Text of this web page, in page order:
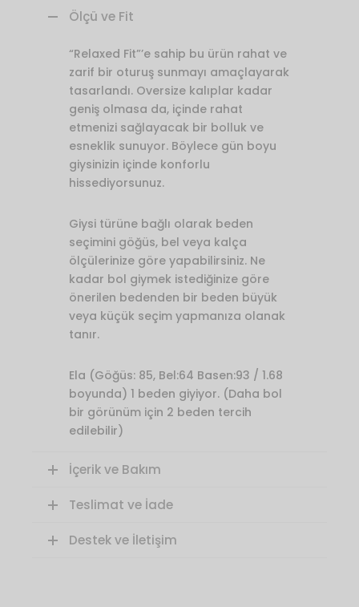
Ölçü ve Fit
“Relaxed Fit”’e sahip bu ürün rahat ve
zarif bir oturuş sunmayı amaçlayarak
tasarlandı. Oversize kalıplar kadar
geniş olmasa da, içinde rahat
etmenizi sağlayacak bir bolluk ve
esneklik sunuyor. Böylece gün boyu
giysinizin içinde konforlu
hissediyorsunuz.
Giysi türüne bağlı olarak beden
seçimini göğüs, bel veya kalça
ölçülerinize göre yapabilirsiniz. Ne
kadar bol giymek istediğinize göre
önerilen bedenden bir beden büyük
veya küçük seçim yapmanıza olanak
tanır.
Ela (Göğüs: 85, Bel:64 Basen:93 / 1.68
boyunda) 1 beden giyiyor. (Daha bol
bir görünüm için 2 beden tercih
edilebilir)
İçerik ve Bakım
Teslimat ve İade
Destek ve İletişim